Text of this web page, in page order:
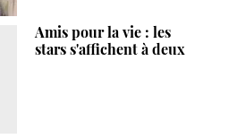
Amis pour la vie : les
stars s'affichent à deux